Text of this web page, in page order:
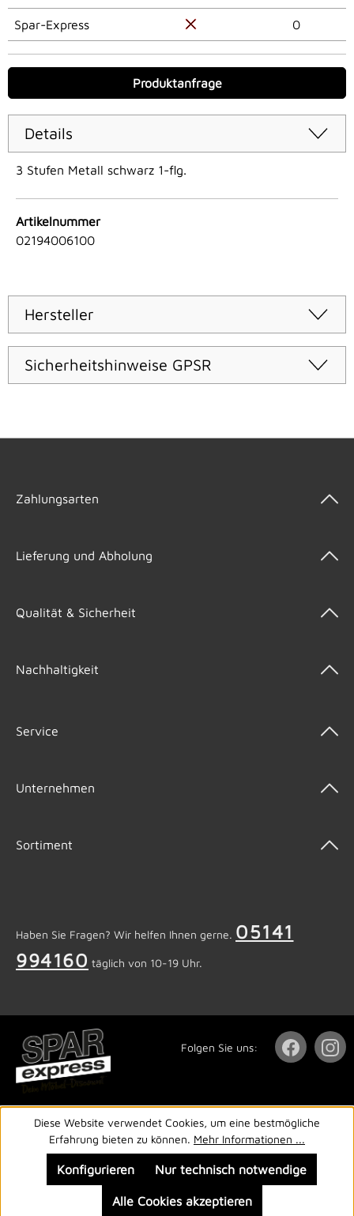
Spar-Express 0
Produktanfrage
Details
3 Stufen Metall schwarz 1-flg.
Artikelnummer
02194006100
Hersteller
Sicherheitshinweise GPSR
Zahlungsarten
Lieferung und Abholung
Qualität & Sicherheit
Nachhaltigkeit
Service
Unternehmen
Sortiment
Haben Sie Fragen? Wir helfen Ihnen gerne. 05141
994160 täglich von 10-19 Uhr.
Folgen Sie uns:
Diese Website verwendet Cookies, um eine bestmögliche
Erfahrung bieten zu können. Mehr Informationen ...
Nur technisch notwendige
Konfigurieren
Alle Cookies akzeptieren